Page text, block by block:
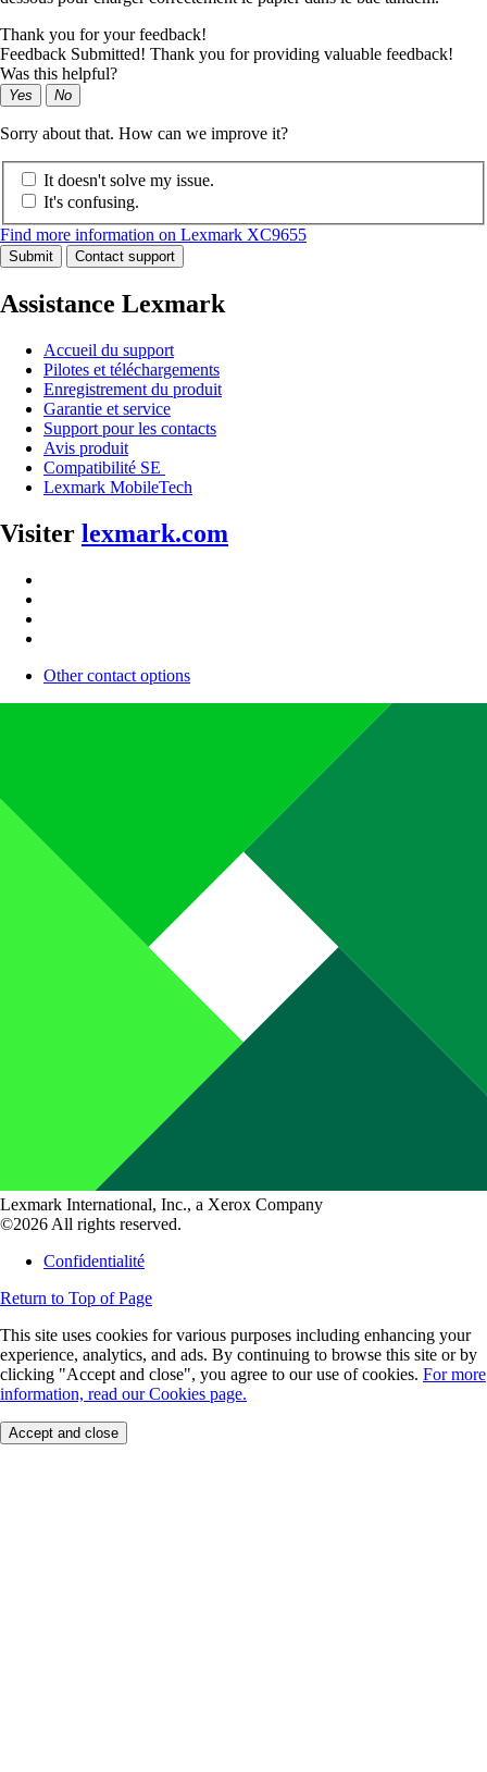
Thank you for your feedback!
Feedback Submitted! Thank you for providing valuable feedback!
Was this helpful?
Yes No
Sorry about that. How can we improve it?
It doesn't solve my issue.
It's confusing.
Find more information on Lexmark XC9655
Submit Contact support
Assistance Lexmark
Accueil du support
Pilotes et téléchargements
Enregistrement du produit
Garantie et service
Support pour les contacts
Avis produit
Compatibilité SE
Lexmark MobileTech
Visiter lexmark.com
Other contact options
Lexmark International, Inc., a Xerox Company
©2026 All rights reserved.
Confidentialité
Return to Top of Page
This site uses cookies for various purposes including enhancing your
experience, analytics, and ads. By continuing to browse this site or by
clicking "Accept and close", you agree to our use of cookies. For more
information, read our Cookies page.
Accept and close